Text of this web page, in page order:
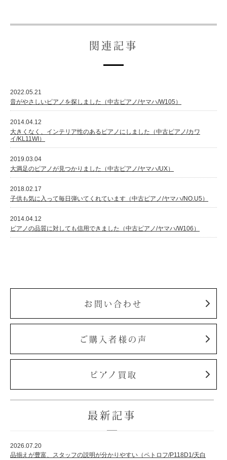
関連記事
2022.05.21
音がやさしいピアノを探しました（中古ピアノ/ヤマハ/W105）
2014.04.12
大きくなく、インテリア性のあるピアノにしました（中古ピアノ/カワ
イ/KL11WI）
2019.03.04
大満足のピアノが見つかりました（中古ピアノ/ヤマハ/UX）
2018.02.17
子供も気に入って毎日弾いてくれています（中古ピアノ/ヤマハ/NO.U5）
2014.04.12
ピアノの品質に対しても信用できました（中古ピアノ/ヤマハ/W106）
お問い合わせ
ご購入者様の声
ピアノ買取
最新記事
2026.07.20
品揃えが豊富、スタッフの説明が分かりやすい（ペトロフ/P118D1/天白